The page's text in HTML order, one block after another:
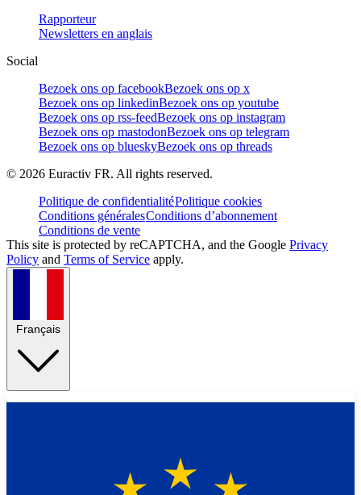
Rapporteur
Newsletters en anglais
Social
Bezoek ons op facebookBezoek ons op x
Bezoek ons op linkedinBezoek ons op youtube
Bezoek ons op rss-feedBezoek ons op instagram
Bezoek ons op mastodonBezoek ons op telegram
Bezoek ons op blueskyBezoek ons op threads
© 2026 Euractiv FR. All rights reserved.
Politique de confidentialitéPolitique cookies
Conditions généralesConditions d’abonnement
Conditions de vente
This site is protected by reCAPTCHA, and the Google Privacy
Policy and Terms of Service apply.
Français